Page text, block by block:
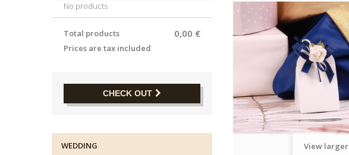
No products
0,00 €
Total products
Prices are tax included
CHECK OUT
WEDDING View larger